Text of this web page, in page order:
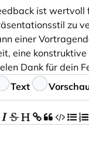
ist wertvoll
zu
einer
eine
Dank für dein
Text